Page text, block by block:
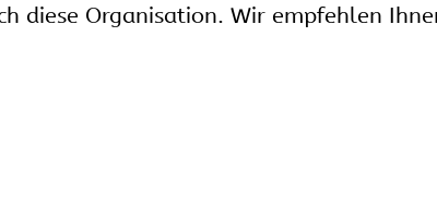
diese Organisation. Wir empfehlen